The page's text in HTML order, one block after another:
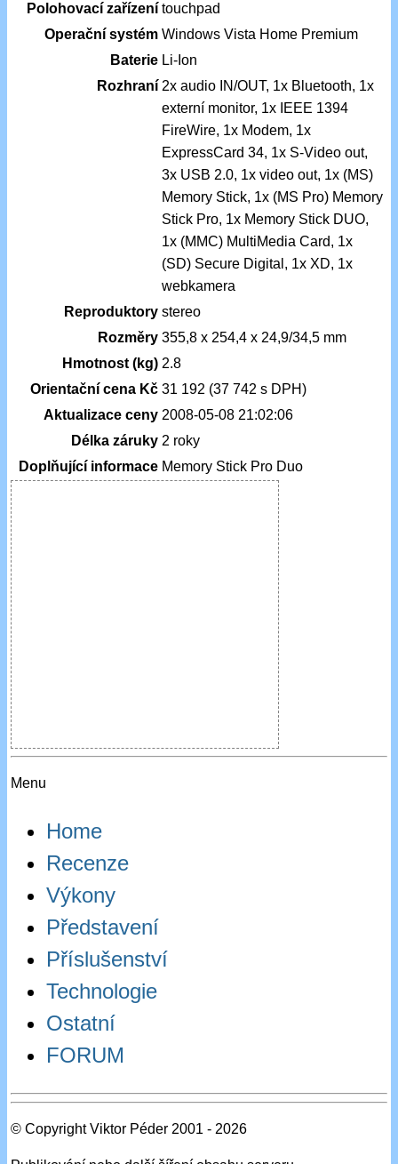
Polohovací zařízení touchpad
Operační systém Windows Vista Home Premium
Baterie Li-Ion
Rozhraní 2x audio IN/OUT, 1x Bluetooth, 1x
externí monitor, 1x IEEE 1394
FireWire, 1x Modem, 1x
ExpressCard 34, 1x S-Video out,
3x USB 2.0, 1x video out, 1x (MS)
Memory Stick, 1x (MS Pro) Memory
Stick Pro, 1x Memory Stick DUO,
1x (MMC) MultiMedia Card, 1x
(SD) Secure Digital, 1x XD, 1x
webkamera
Reproduktory stereo
Rozměry 355,8 x 254,4 x 24,9/34,5 mm
Hmotnost (kg) 2.8
Orientační cena Kč 31 192 (37 742 s DPH)
Aktualizace ceny 2008-05-08 21:02:06
Délka záruky 2 roky
Doplňující informace Memory Stick Pro Duo
Menu
Home
Recenze
Výkony
Představení
Příslušenství
Technologie
Ostatní
FORUM
© Copyright Viktor Péder 2001 - 2026